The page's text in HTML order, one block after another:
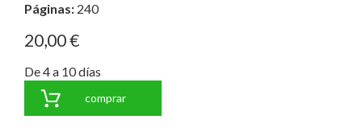
Páginas: 240
20,00 €
De 4 a 10 días
comprar